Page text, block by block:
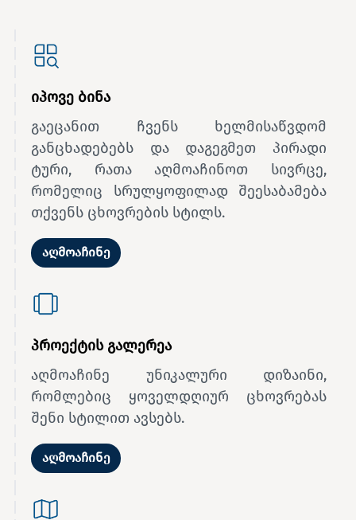
იპოვე ბინა
გაეცანით ჩვენს ხელმისაწვდომ
განცხადებებს და დაგეგმეთ პირადი
ტური, რათა აღმოაჩინოთ სივრცე,
რომელიც სრულყოფილად შეესაბამება
თქვენს ცხოვრების სტილს.
აღმოაჩინე
პროექტის გალერეა
აღმოაჩინე უნიკალური დიზაინი,
რომლებიც ყოველდღიურ ცხოვრებას
შენი სტილით ავსებს.
აღმოაჩინე